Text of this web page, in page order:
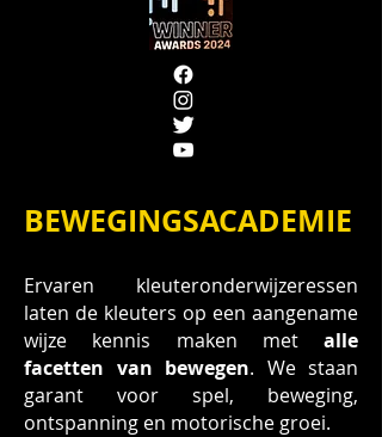
BEWEGINGSACADEMIE
Ervaren kleuteronderwijzeressen
laten de kleuters op een aangename
wijze kennis maken met alle
facetten van bewegen. We staan
garant voor spel, beweging,
ontspanning en motorische groei.